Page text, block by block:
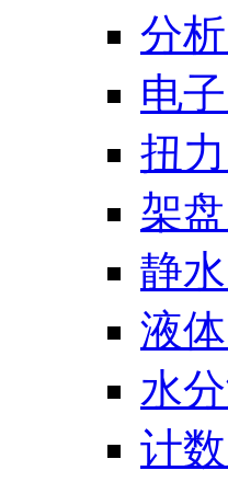
分
电
扭
架
静
液
水
计